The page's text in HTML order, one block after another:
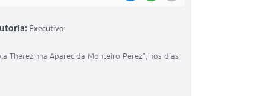
Executivo
Therezinha Aparecida Monteiro Perez”, nos dias